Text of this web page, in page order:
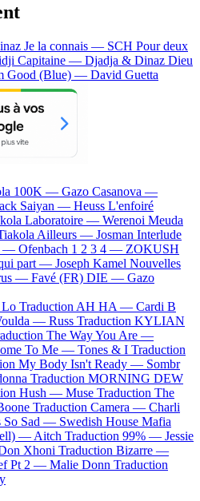
Je la connais — SCH Pour deux
Capitaine — Djadja & Dinaz Dieu
Good (Blue) — David Guetta
100K — Gazo Casanova —
Saiyan — Heuss L'enfoiré
Laboratoire — Werenoi Meuda
Ailleurs — Josman Interlude
— Ofenbach 1 2 3 4 — ZOKUSH
part — Joseph Kamel Nouvelles
— Favé (FR) DIE — Gazo
Lo Traduction AH HA — Cardi B
— Russ Traduction KYLIAN
The Way You Are —
To Me — Tones & I Traduction
My Body Isn't Ready — Sombr
Traduction MORNING DEW
Hush — Muse Traduction The
Traduction Camera — Charli
So Sad — Swedish House Mafia
— Aitch Traduction 99% — Jessie
Xhoni Traduction Bizarre —
Pt 2 — Malie Donn Traduction